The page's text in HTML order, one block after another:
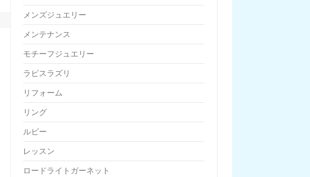
メンズジュエリー
メンテナンス
モチーフジュエリー
ラピスラズリ
リフォーム
リング
ルビー
レッスン
ロードライトガーネット